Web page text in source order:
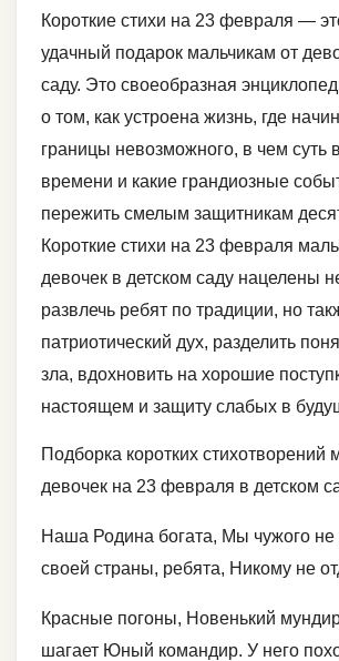
Короткие стихи на 23 февраля —
удачный подарок мальчикам от
саду. Это своеобразная
о том, как устроена жизнь, где
границы невозможного, в чем суть
времени и какие грандиозные
пережить смелым защитникам
Короткие стихи на 23 февраля
девочек в детском саду нацелены
развлечь ребят по традиции, но
патриотический дух, разделить
зла, вдохновить на хорошие
настоящем и защиту слабых в
Подборка коротких стихотворений
девочек на 23 февраля в детском
Наша Родина богата, Мы чужого
своей страны, ребята, Никому не
Красные погоны, Новенький
шагает Юный командир. У него